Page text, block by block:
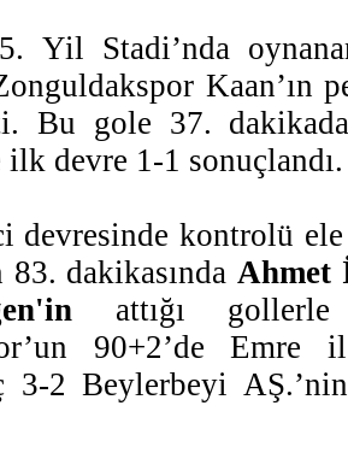
Yil Stadi’nda
Kaan’ın
Bu gole 37.
devre 1-1 sonuçlandı.
devresinde kontrolü
83. dakikasında Ahmet
attığı
90+2’de
3-2 Beylerbeyi